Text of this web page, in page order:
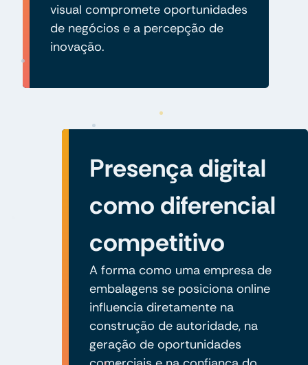
visual compromete oportunidades
de negócios e a percepção de
inovação.
Presença digital
como diferencial
competitivo
A forma como uma empresa de
embalagens se posiciona online
influencia diretamente na
construção de autoridade, na
geração de oportunidades